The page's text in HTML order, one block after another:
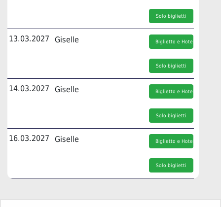
Solo biglietti
13.03.2027 Giselle Biglietto e Hotel
Solo biglietti
14.03.2027 Giselle Biglietto e Hotel
Solo biglietti
16.03.2027 Giselle Biglietto e Hotel
Solo biglietti